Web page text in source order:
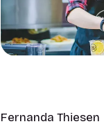
Fernanda Thiesen